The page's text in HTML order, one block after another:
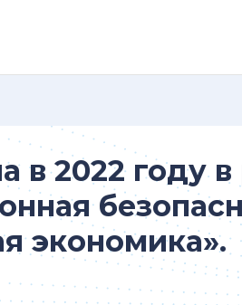
в 2022 году
экономика».